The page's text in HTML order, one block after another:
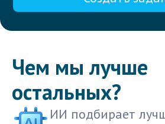
Чем мы лучше
остальных?
ИИ подбирает